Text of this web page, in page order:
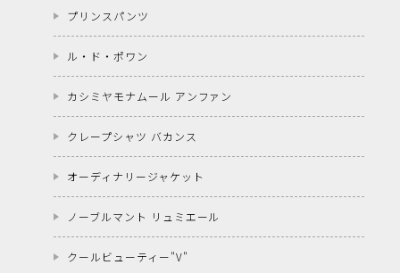
プリンスパンツ
ル・ド・ポワン
カシミヤモナムール アンファン
クレープシャツ バカンス
オーディナリージャケット
ノーブルマント リュミエール
クールビューティー"V"